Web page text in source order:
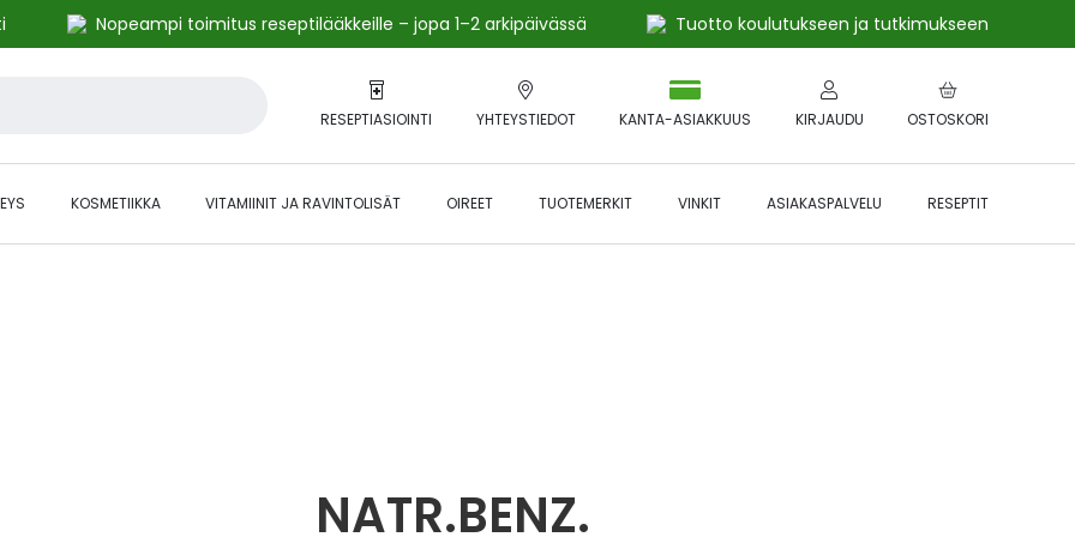
Nopeampi toimitus reseptilääkkeille – jopa 1–2 arkipäivässä
Tuotto koulutukseen ja tutkimukseen
RESEPTIASIOINTI YHTEYSTIEDOT OSTOSKORI
KANTA-ASIAKKUUS KIRJAUDU
KOSMETIIKKA VITAMIINIT JA RAVINTOLISÄT OIREET TUOTEMERKIT VINKIT ASIAKASPALVELU RESEPTIT
NATR.BENZ.